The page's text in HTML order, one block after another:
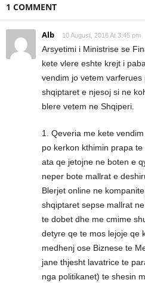
1 COMMENT
Alb 10 August, 2016 At 3:45 pm
Arsyetimi i Ministrise se
kete vlere eshte krejt i
vendim jo vetem
shqiptaret e njesoj si ne
blere vetem ne Shqiperi.
1. Qeveria me kete
po kerkon kthimin prapa
ata qe jetojne ne boten e
neper bote mallrat e
Blerjet online ne
shqiptaret sepse mallrat
te dobet dhe me cmime
detyre qe te mos lejoje qe
medhenj ose Biznese te
jane thjesht lavatrice te
nga politikanet) te shesin